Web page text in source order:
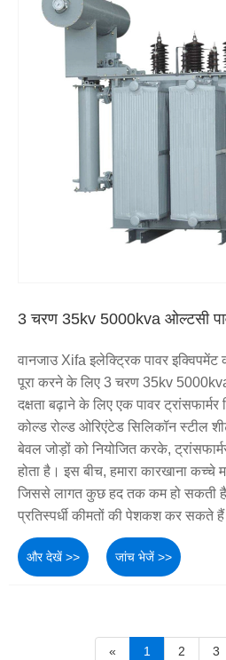
3 चरण 35kv 5000kva ओल्टसी
वानजाउ Xifa इलेक्ट्रिक पावर इक्विपमेंट
पूरा करने के लिए 3 चरण 35kv 5000kva
दक्षता बढ़ाने के लिए एक पावर ट्रांसफार्मर
कोल्ड रोल्ड ओरिएंटेड सिलिकॉन स्टील
बेवल जोड़ों को नियोजित करके,
होता है। इस बीच, हमारा कारखाना कच्चे
जिससे लागत कुछ हद तक कम हो सकती
प्रतिस्पर्धी कीमतों की पेशकश कर सकते
और देखें >> जांच भेजें >>
« 1 2 3